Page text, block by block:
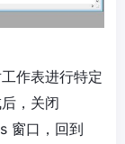
作表进行特定
，关闭
窗口，回到